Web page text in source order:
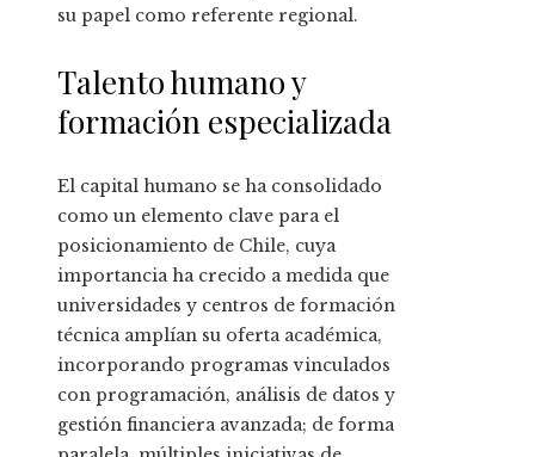
su papel como referente regional.
Talento humano y
formación especializada
El capital humano se ha consolidado
como un elemento clave para el
posicionamiento de Chile, cuya
importancia ha crecido a medida que
universidades y centros de formación
técnica amplían su oferta académica,
incorporando programas vinculados
con programación, análisis de datos y
gestión financiera avanzada; de forma